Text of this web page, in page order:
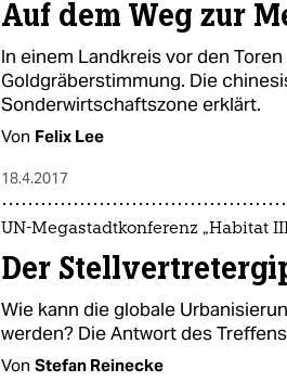
Auf dem Weg zur
In einem Landkreis vor den
Goldgräberstimmung. Die
Sonderwirtschaftszone erklärt.
Von Felix Lee
18.4.2017
UN-Megastadtkonferenz „Habitat
Der
Wie kann die globale
werden? Die Antwort des
Von Stefan Reinecke